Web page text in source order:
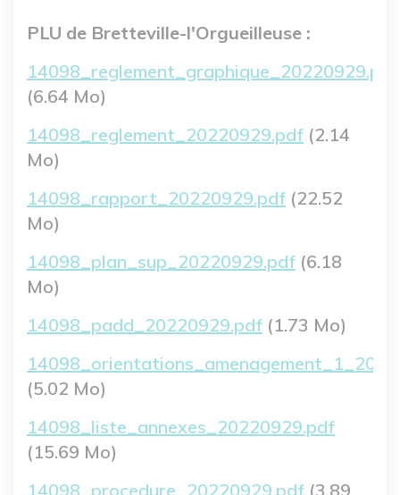
PLU de Bretteville-l'Orgueilleuse :
Fichier
14098_reglement_graphique_20220929.pdf
(6.64 Mo)
Fichier
14098_reglement_20220929.pdf (2.14
Mo)
Fichier
14098_rapport_20220929.pdf (22.52
Mo)
Fichier
14098_plan_sup_20220929.pdf (6.18
Mo)
Fichier
14098_padd_20220929.pdf (1.73 Mo)
Fichier
(5.02 Mo)
Fichier
14098_liste_annexes_20220929.pdf
(15.69 Mo)
Fichier
14098_procedure_20220929.pdf (3.89